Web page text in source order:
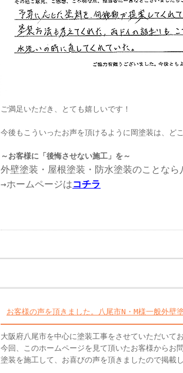
ご満足いただき、とても嬉しいです！
今後もこういったお声を頂けるように岡塗装は、ど
～お客様に「後悔させない施工」を～
外壁塗装・屋根塗装・防水塗装のことなら
→ホームページはコチラ
お客様の声を頂きました。八尾市N・M様一般外壁
大阪府八尾市を中心に塗装工事をさせていただいて
今回、このホームページを見て頂いたお客様からお
塗装を施工して、お喜びの声を頂きましたので掲載し